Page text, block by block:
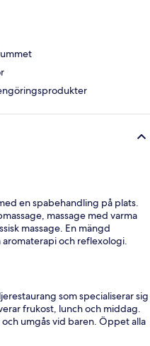
en spabehandling på plats.
massage med varma
massage. En mängd
och reflexologi.
som specialiserar sig
frukost, lunch och middag.
umgås vid baren. Öppet alla